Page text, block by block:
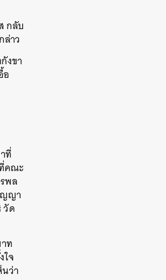
กลับ
าว
งขา
อ
ที่
คณะ
พล
ญญา
วัด
ท
จ
ว่า